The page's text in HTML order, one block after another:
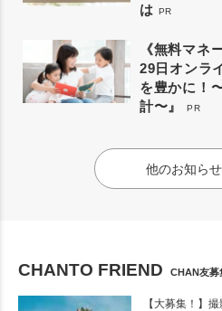
は PR
《無料マネ
29日オンラ
を豊かに！
計〜』
PR
他のお知ら
CHANTO FRIEND CHAN友募
【大募集！】